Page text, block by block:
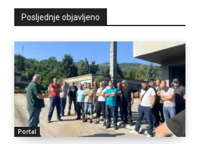
Posljednje objavljeno
Portal